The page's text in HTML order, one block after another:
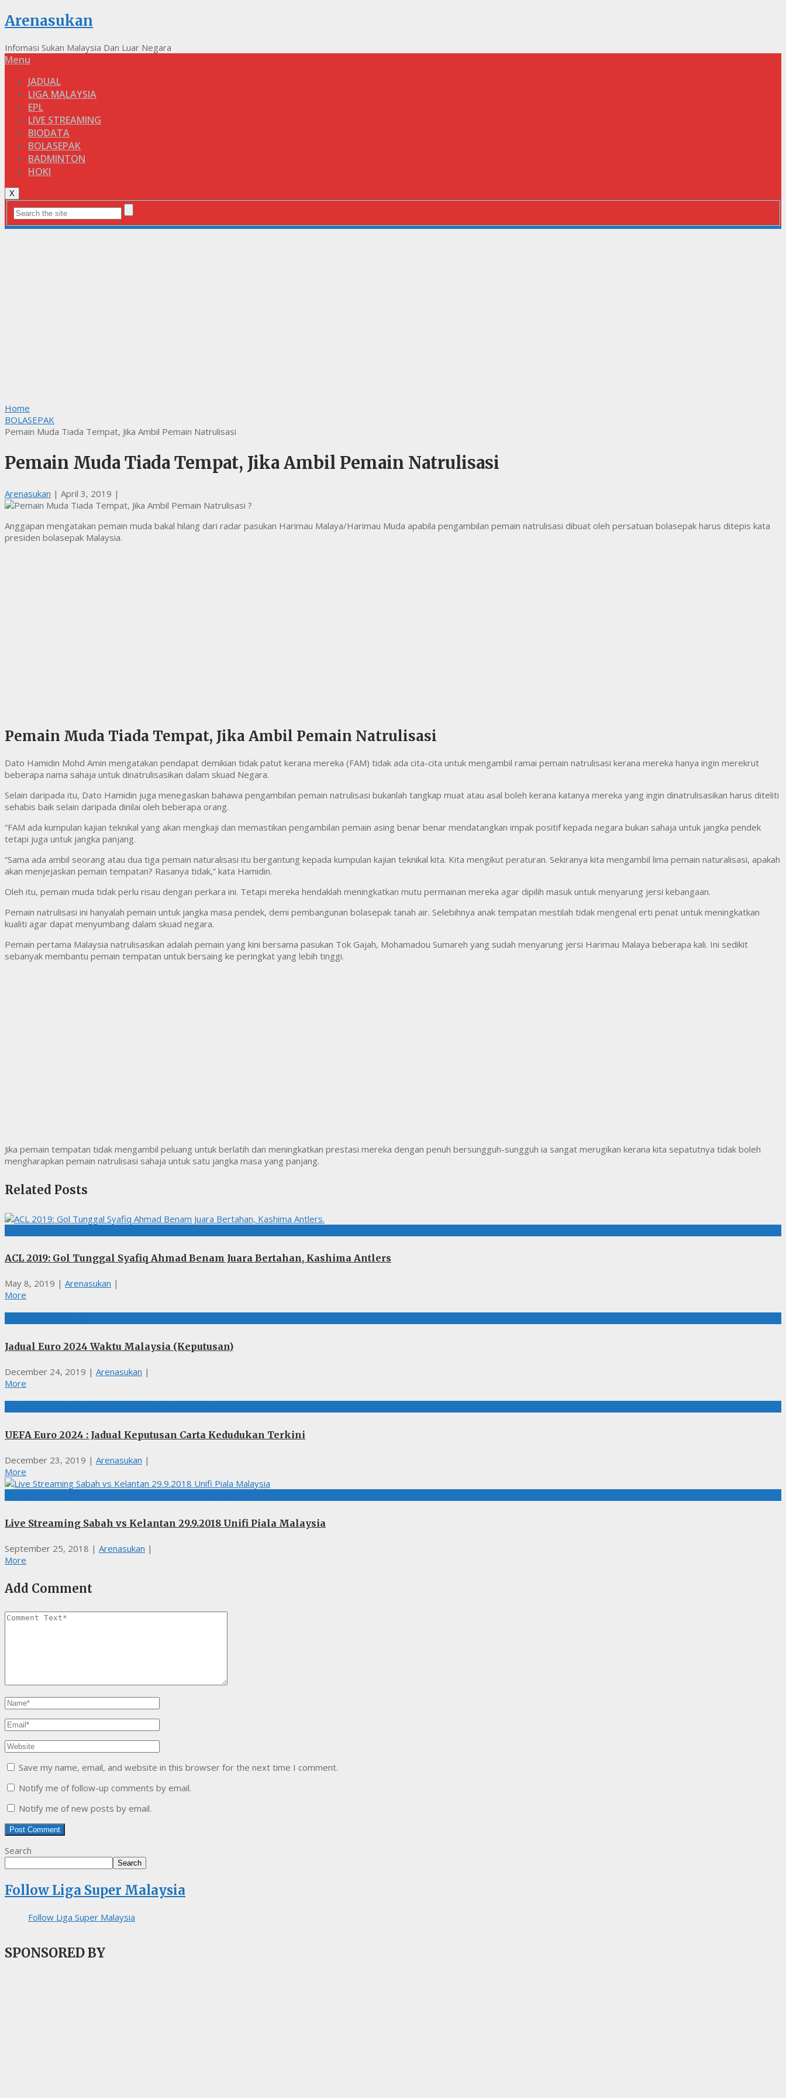
Arenasukan
Infomasi Sukan Malaysia Dan Luar Negara
Menu
JADUAL
LIGA MALAYSIA
EPL
LIVE STREAMING
BIODATA
BOLASEPAK
BADMINTON
HOKI
X
Home
BOLASEPAK
Pemain Muda Tiada Tempat, Jika Ambil Pemain Natrulisasi
Pemain Muda Tiada Tempat, Jika Ambil Pemain Natrulisasi
Arenasukan | April 3, 2019 |
Anggapan mengatakan pemain muda bakal hilang dari radar pasukan Harimau Malaya/Harimau Muda apabila pengambilan pemain natrulisasi dibuat oleh persatuan bolasepak harus ditepis kata
presiden bolasepak Malaysia.
Pemain Muda Tiada Tempat, Jika Ambil Pemain Natrulisasi
Dato Hamidin Mohd Amin mengatakan pendapat demikian tidak patut kerana mereka (FAM) tidak ada cita-cita untuk mengambil ramai pemain natrulisasi kerana mereka hanya ingin merekrut
beberapa nama sahaja untuk dinatrulisasikan dalam skuad Negara.
Selain daripada itu, Dato Hamidin juga menegaskan bahawa pengambilan pemain natrulisasi bukanlah tangkap muat atau asal boleh kerana katanya mereka yang ingin dinatrulisasikan harus diteliti
sehabis baik selain daripada dinilai oleh beberapa orang.
“FAM ada kumpulan kajian teknikal yang akan mengkaji dan memastikan pengambilan pemain asing benar benar mendatangkan impak positif kepada negara bukan sahaja untuk jangka pendek
tetapi juga untuk jangka panjang.
“Sama ada ambil seorang atau dua tiga pemain naturalisasi itu bergantung kepada kumpulan kajian teknikal kita. Kita mengikut peraturan. Sekiranya kita mengambil lima pemain naturalisasi, apakah
akan menjejaskan pemain tempatan? Rasanya tidak,” kata Hamidin.
Oleh itu, pemain muda tidak perlu risau dengan perkara ini. Tetapi mereka hendaklah meningkatkan mutu permainan mereka agar dipilih masuk untuk menyarung jersi kebangaan.
Pemain natrulisasi ini hanyalah pemain untuk jangka masa pendek, demi pembangunan bolasepak tanah air. Selebihnya anak tempatan mestilah tidak mengenal erti penat untuk meningkatkan
kualiti agar dapat menyumbang dalam skuad negara.
Pemain pertama Malaysia natrulisasikan adalah pemain yang kini bersama pasukan Tok Gajah, Mohamadou Sumareh yang sudah menyarung jersi Harimau Malaya beberapa kali. Ini sedikit
sebanyak membantu pemain tempatan untuk bersaing ke peringkat yang lebih tinggi.
Jika pemain tempatan tidak mengambil peluang untuk berlatih dan meningkatkan prestasi mereka dengan penuh bersungguh-sungguh ia sangat merugikan kerana kita sepatutnya tidak boleh
mengharapkan pemain natrulisasi sahaja untuk satu jangka masa yang panjang.
Related Posts
ACL 2019: Gol Tunggal Syafiq Ahmad Benam Juara Bertahan, Kashima Antlers
May 8, 2019 | Arenasukan |
More
Jadual Euro 2024 Waktu Malaysia (Keputusan)
December 24, 2019 | Arenasukan |
More
UEFA Euro 2024 : Jadual Keputusan Carta Kedudukan Terkini
December 23, 2019 | Arenasukan |
More
Live Streaming Sabah vs Kelantan 29.9.2018 Unifi Piala Malaysia
September 25, 2018 | Arenasukan |
More
Add Comment
Save my name, email, and website in this browser for the next time I comment.
Notify me of follow-up comments by email.
Notify me of new posts by email.
Search
Search
Follow Liga Super Malaysia
Follow Liga Super Malaysia
SPONSORED BY